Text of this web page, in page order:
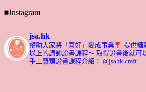
■Instagram
jsa.hk
幫助大家將「喜好」變成事業
提供糖
以上的講師證書課程～ 取得證書後就可
手工藝類證書課程介紹： @jsahk.craft